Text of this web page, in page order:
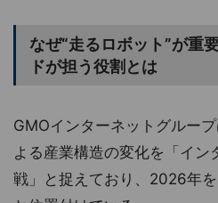
なぜ“走るロボット”が重
ドが担う役割とは
GMOインターネットグルー
よる産業構造の変化を「イン
戦」と捉えており、2026年を